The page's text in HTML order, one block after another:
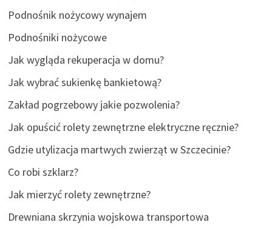
Podnośnik nożycowy wynajem
Podnośniki nożycowe
Jak wygląda rekuperacja w domu?
Jak wybrać sukienkę bankietową?
Zakład pogrzebowy jakie pozwolenia?
Jak opuścić rolety zewnętrzne elektryczne ręcznie?
Gdzie utylizacja martwych zwierząt w Szczecinie?
Co robi szklarz?
Jak mierzyć rolety zewnętrzne?
Drewniana skrzynia wojskowa transportowa